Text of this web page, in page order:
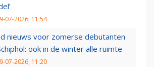
07-2026, 11:54
nieuws voor zomerse debutanten
ook in de winter alle ruimte
07-2026, 11:20